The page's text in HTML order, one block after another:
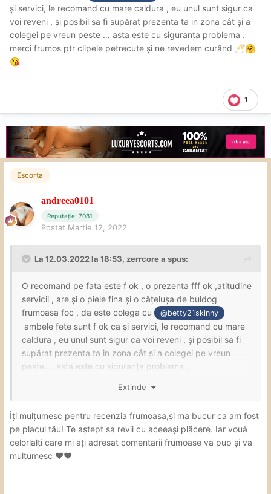
și servici, le recomand cu mare caldura , eu unul sunt sigur ca
voi reveni , și posibil sa fi supărat prezenta ta in zona cât și a
colegei pe vreun peste … asta este cu siguranța problema .
merci frumos ptr clipele petrecute și ne revedem curând 🥂🤗
😘
1
Escorta
andreea0101
Reputație: 7081
Postat Martie 12, 2022
La 12.03.2022 la 18:53, zerrcorea spus:
O recomand pe fata este f ok , o prezenta fff ok ,atitudine
servicii , are și o piele fina și o cățelușa de buldog
frumoasa foc , da este colega cu
@betty21skinny
ambele fete sunt f ok ca și servici, le recomand cu mare
caldura , eu unul sunt sigur ca voi reveni , și posibil sa fi
supărat prezenta ta in zona cât și a colegei pe vreun
peste … asta este cu siguranța problema .
Extinde
Îți mulțumesc pentru recenzia frumoasa,și ma bucur ca am fost
pe placul tău! Te aștept sa revii cu aceeași plăcere. Iar vouă
celorlalți care mi ați adresat comentarii frumoase va pup și va
mulțumesc ❤❤